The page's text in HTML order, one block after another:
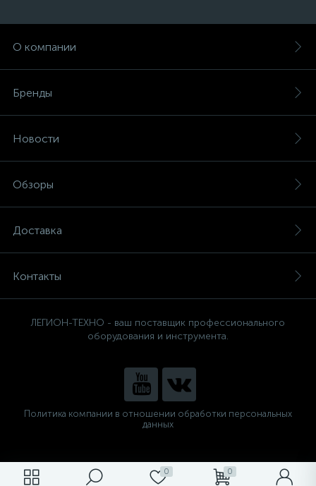
0 0
О компании
Бренды
Новости
Обзоры
Доставка
Контакты
ЛЕГИОН-ТЕХНО - ваш поставщик профессионального
оборудования и инструмента.
Политика компании в отношении обработки персональных
данных